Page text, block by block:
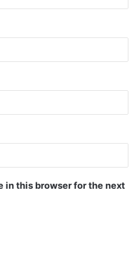
in this browser for the next